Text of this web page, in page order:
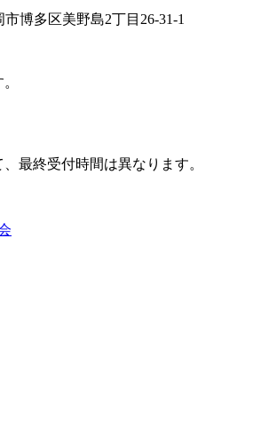
市博多区美野島2丁目26-31-1
最終受付時間は異なります。